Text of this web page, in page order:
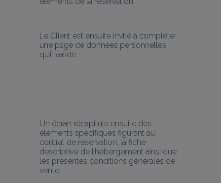
Le Client est ensuite invité à compléter
une page de données personnelles
qu’il valide.
Un écran récapitule ensuite des
éléments spécifiques figurant au
contrat de réservation, la fiche
descriptive de l’hébergement ainsi que
les présentes conditions générales de
vente.